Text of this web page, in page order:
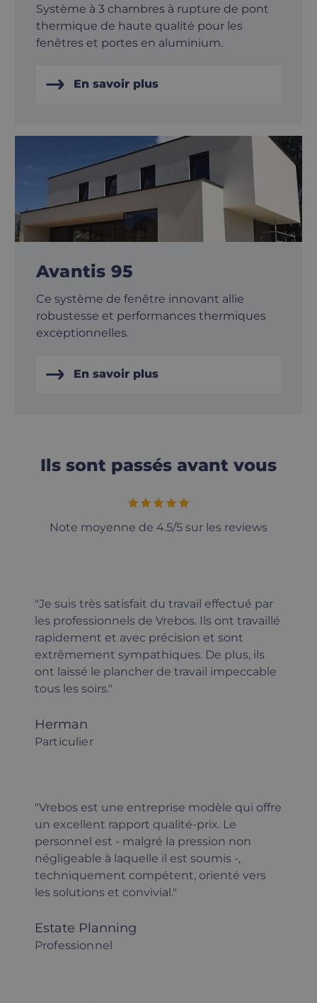
Système à 3 chambres à rupture de pont
thermique de haute qualité pour les
fenêtres et portes en aluminium.
En savoir plus
Avantis 95
Ce système de fenêtre innovant allie
robustesse et performances thermiques
exceptionnelles.
En savoir plus
Ils sont passés avant vous
Note moyenne de 4.5/5 sur les reviews
"Je suis très satisfait du travail effectué par
les professionnels de Vrebos. Ils ont travaillé
rapidement et avec précision et sont
extrêmement sympathiques. De plus, ils
ont laissé le plancher de travail impeccable
tous les soirs."
Herman
Particulier
"Vrebos est une entreprise modèle qui offre
un excellent rapport qualité-prix. Le
personnel est - malgré la pression non
négligeable à laquelle il est soumis -,
techniquement compétent, orienté vers
les solutions et convivial."
Estate Planning
Professionnel